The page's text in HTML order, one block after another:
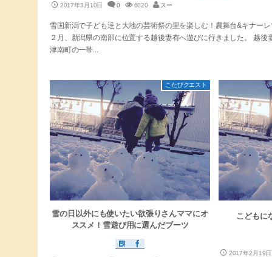
2017年3月10日 0 6020 スー
雪国新潟で子ども達と大地の芸術祭の里を楽しむ！農舞台&キナー
２月、新潟県の南部に位置する越後妻有へ遊びに行きました。 越後
津南町の一帯...
雪の日以外にも使いたい欲張りさんママにオ
ススメ！雪遊び用に選んだブーツ
こたびクエスト
こどもに
2017年2月19日